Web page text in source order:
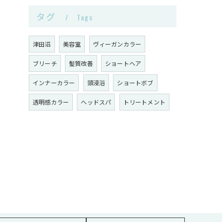
タグ Tags
津田沼 美容室 ヴィーガンカラー
ブリーチ 髪質改善 ショートヘア
インナーカラー 頭浸浴 ショートボブ
透明感カラー ヘッドスパ トリートメント